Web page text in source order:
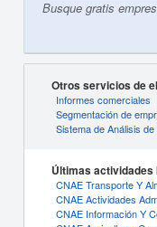
Busque gratis
Otros servicios de
Informes comerciales
Segmentación de
Sistema de Análisis
Últimas actividades
CNAE Transporte Y
CNAE Actividades
CNAE Información Y